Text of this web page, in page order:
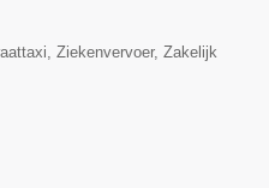
Ziekenvervoer, Zakelijk